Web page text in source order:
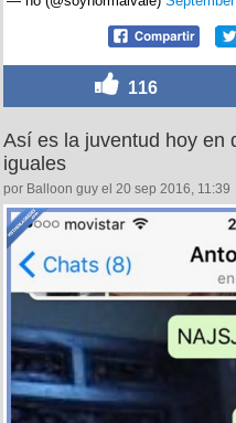
116
Así es la juventud hoy en
iguales
por Balloon guy el 20 sep 2016, 11:39